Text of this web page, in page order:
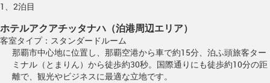
1、2泊目
ホテルアクアチッタナハ（泊港周辺エリア）
客室タイプ：スタンダードルーム
那覇市中心地に位置し、那覇空港から車で約15分、泊ふ頭旅客ター
ミナル（とまりん）から徒歩約30秒。国際通りにも徒歩約10分の距
離で、観光やビジネスに最適な立地です。